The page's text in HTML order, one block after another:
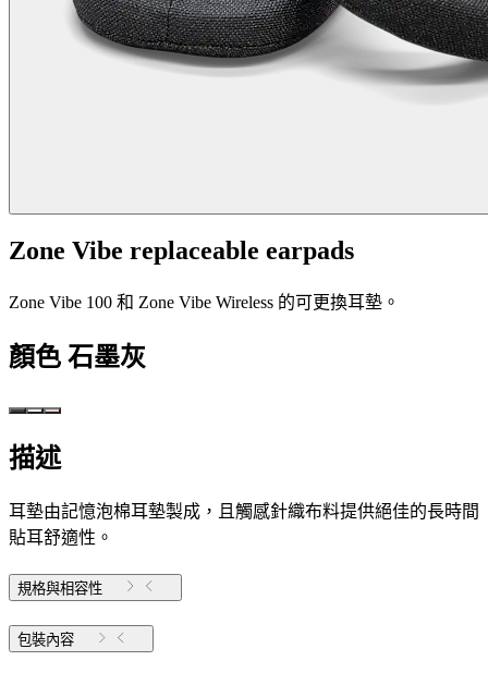
Zone Vibe replaceable earpads
Zone Vibe 100 和 Zone Vibe Wireless 的可更換耳墊。
顏色 石墨灰
描述
耳墊由記憶泡棉耳墊製成，且觸感針織布料提供絕佳的長時間
貼耳舒適性。
規格與相容性
包裝內容